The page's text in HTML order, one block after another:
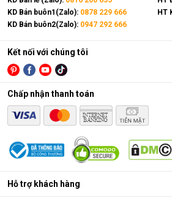
KD Bán buôn1(Zalo): 0878 229 666
KD Bán buôn2(Zalo): 0947 292 666
HT
Hỗ trợ khách hàng
Kết nối với chúng tôi
Chấp nhận thanh toán